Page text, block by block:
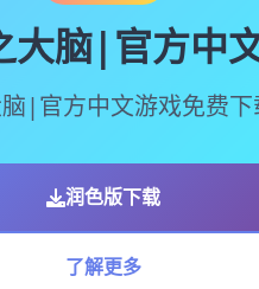
大脑|官方中
|官方中文游戏免费下
润色版下载
了解更多